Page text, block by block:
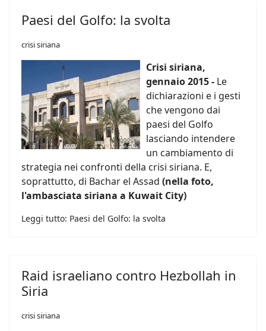
Paesi del Golfo: la svolta
crisi siriana
Crisi siriana,
gennaio 2015 - Le
dichiarazioni e i gesti
che vengono dai
paesi del Golfo
lasciando intendere
un cambiamento di
strategia nei confronti della crisi siriana. E,
soprattutto, di Bachar el Assad (nella foto,
l'ambasciata siriana a Kuwait City)
Leggi tutto: Paesi del Golfo: la svolta
Raid israeliano contro Hezbollah in
Siria
crisi siriana